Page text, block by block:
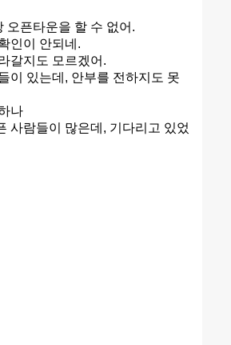
오픈타운을 할 수 없어.
인이 안되네.
갈지도 모르겠어.
이 있는데, 안부를 전하지도 못
나
사람들이 많은데, 기다리고 있었